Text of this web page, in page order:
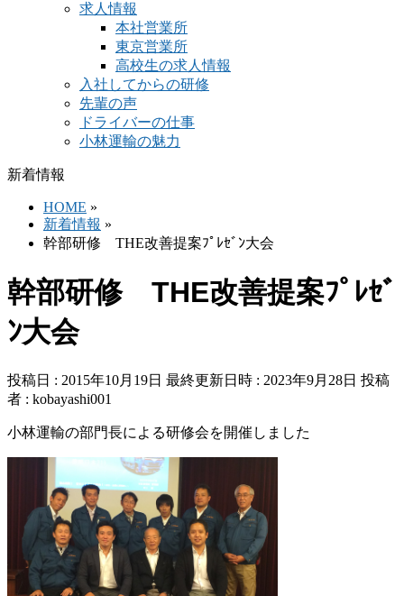
求人情報
本社営業所
東京営業所
高校生の求人情報
入社してからの研修
先輩の声
ドライバーの仕事
小林運輸の魅力
新着情報
HOME »
新着情報 »
幹部研修 THE改善提案ﾌﾟﾚｾﾞﾝ大会
幹部研修 THE改善提案ﾌﾟﾚｾﾞ
ﾝ大会
投稿日 : 2015年10月19日 最終更新日時 : 2023年9月28日 投稿
者 : kobayashi001
小林運輸の部門長による研修会を開催しました